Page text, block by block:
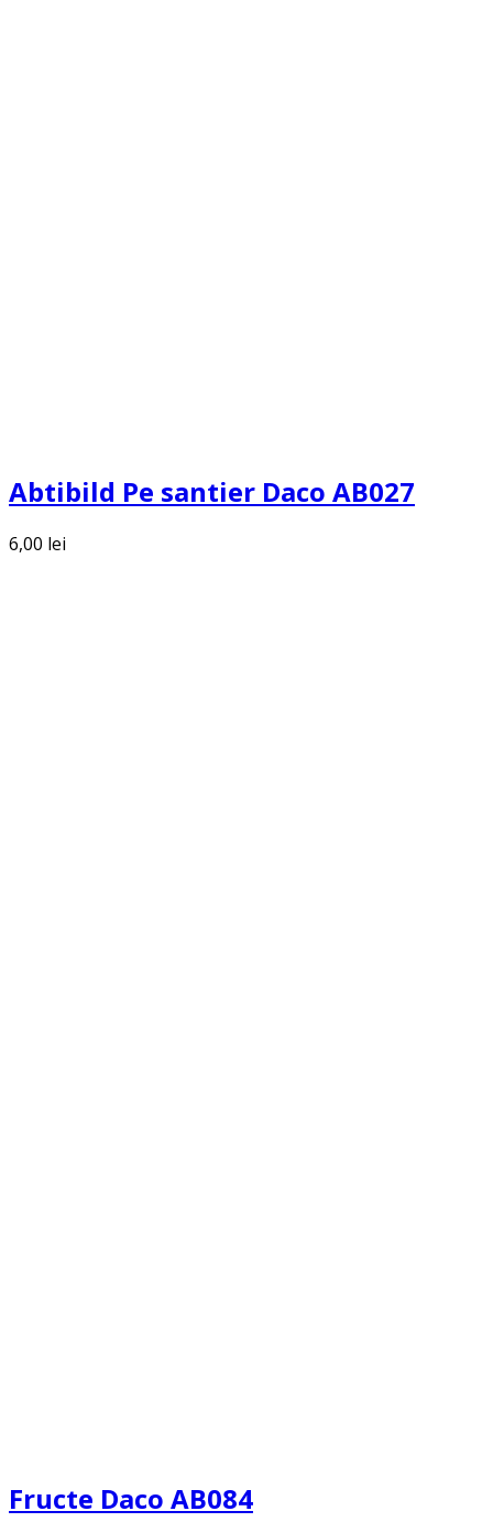
Abtibild Pe santier Daco AB027
6,00 lei
Fructe Daco AB084